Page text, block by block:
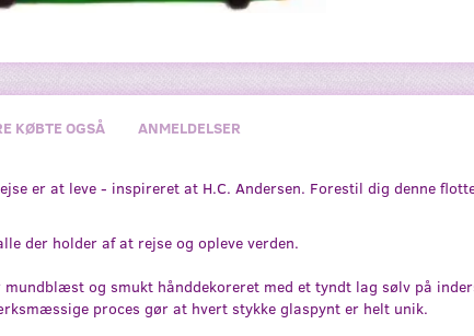
KØBTE OGSÅ ANMELDELSER
er at leve - inspireret at H.C. Andersen. Forestil dig denne
der holder af at rejse og opleve verden.
mundblæst og smukt hånddekoreret med et tyndt lag sølv på
proces gør at hvert stykke glaspynt er helt unik.